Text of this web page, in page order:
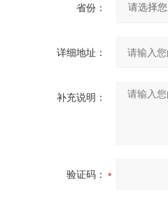
省份：
详细地址：
补充说明：
验证码：